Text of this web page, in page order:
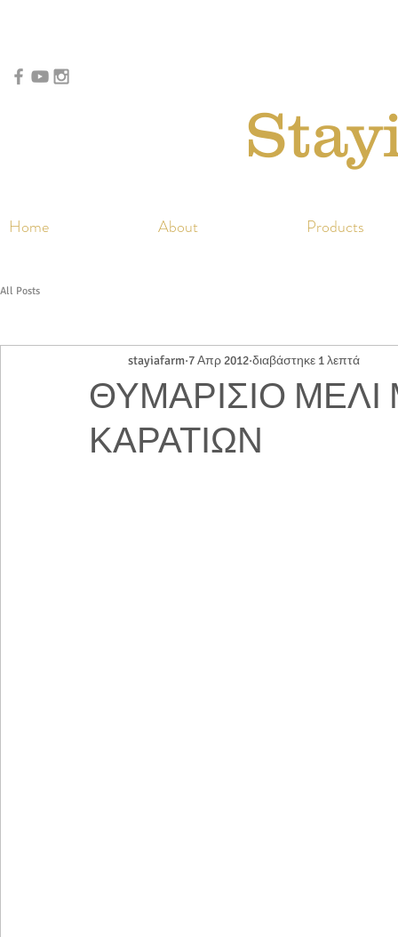
Home About Products
All Posts
ΘΥΜΑΡΙΣΙΟ
ΚΑΡΑΤΙΩΝ
stayiafarm 7 Απρ 2012 διαβάστηκε 1 λεπτά